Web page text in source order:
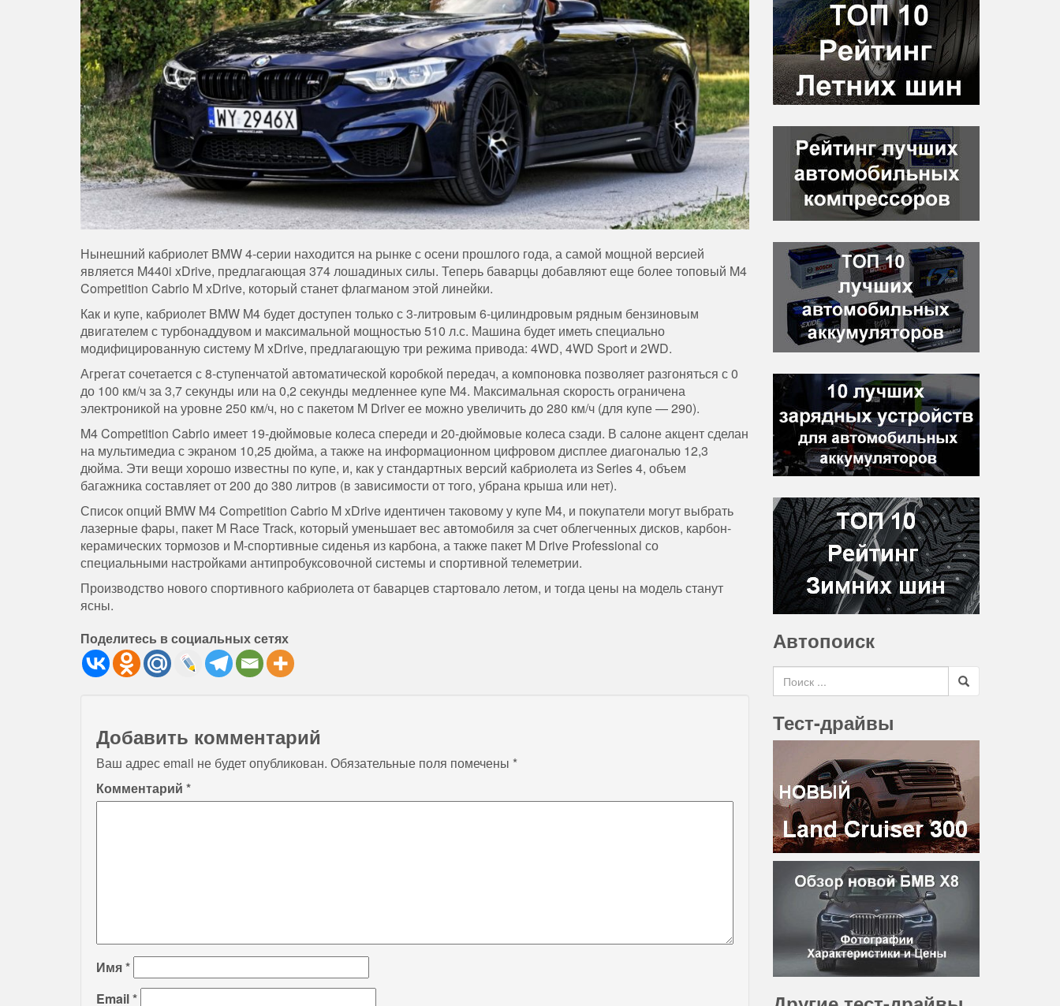
Нынешний кабриолет BMW 4-серии находится на рынке с осени прошлого года, а самой мощной версией
является M440i xDrive, предлагающая 374 лошадиных силы. Теперь баварцы добавляют еще более топовый M4
Competition Cabrio M xDrive, который станет флагманом этой линейки.
Как и купе, кабриолет BMW M4 будет доступен только с 3-литровым 6-цилиндровым рядным бензиновым
двигателем с турбонаддувом и максимальной мощностью 510 л.с. Машина будет иметь специально
модифицированную систему M xDrive, предлагающую три режима привода: 4WD, 4WD Sport и 2WD.
Агрегат сочетается с 8-ступенчатой ​​автоматической коробкой передач, а компоновка позволяет разгоняться с 0
до 100 км/ч за 3,7 секунды или на 0,2 секунды медленнее купе M4. Максимальная скорость ограничена
электроникой на уровне 250 км/ч, но с пакетом M Driver ее можно увеличить до 280 км/ч (для купе — 290).
M4 Competition Cabrio имеет 19-дюймовые колеса спереди и 20-дюймовые колеса сзади. В салоне акцент сделан
на мультимедиа с экраном 10,25 дюйма, а также на информационном цифровом дисплее диагональю 12,3
дюйма. Эти вещи хорошо известны по купе, и, как у стандартных версий кабриолета из Series 4, объем
багажника составляет от 200 до 380 литров (в зависимости от того, убрана крыша или нет).
Список опций BMW M4 Competition Cabrio M xDrive идентичен таковому у купе M4, и покупатели могут выбрать
лазерные фары, пакет M Race Track, который уменьшает вес автомобиля за счет облегченных дисков, карбон-
керамических тормозов и M-спортивные сиденья из карбона, а также пакет M Drive Professional со
специальными настройками антипробуксовочной системы и спортивной телеметрии.
Производство нового спортивного кабриолета от баварцев стартовало летом, и тогда цены на модель станут
ясны.
Поделитесь в социальных сетях
Добавить комментарий
Ваш адрес email не будет опубликован. Обязательные поля помечены *
Комментарий *
Имя*
Email*
Автопоиск
Search for
Тест-драйвы